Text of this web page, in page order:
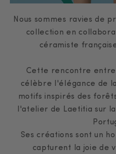
Nous sommes ravies de
collection en
céramiste
Cette rencontre
célèbre l'élégance de
motifs inspirés des
l'atelier de Laetitia sur
Ses créations sont un
capturent la joie de